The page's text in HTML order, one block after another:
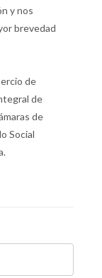
y nos
brevedad
de
de
de
Social